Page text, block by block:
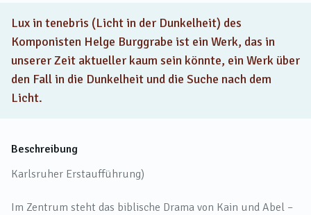
Lux in tenebris (Licht in der Dunkelheit) des
Komponisten Helge Burggrabe ist ein Werk, das in
unserer Zeit aktueller kaum sein könnte, ein Werk über
den Fall in die Dunkelheit und die Suche nach dem
Licht.
Beschreibung
Karlsruher Erstaufführung)
Im Zentrum steht das biblische Drama von Kain und Abel –